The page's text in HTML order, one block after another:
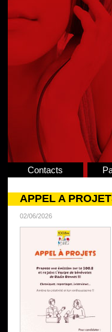
Contacts
APPEL A
02/06/2026